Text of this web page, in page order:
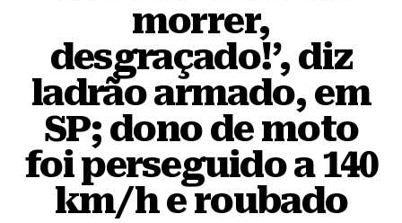
morrer,
desgraçado!’, diz
ladrão armado, em
SP; dono de moto
foi perseguido a 140
km/h e roubado